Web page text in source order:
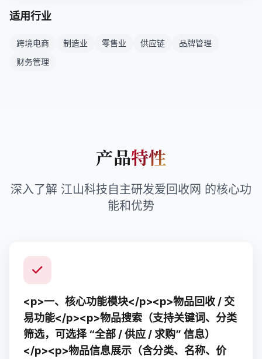
适用行业
跨境电商 制造业 零售业 供应链
品牌管理
财务管理
产品特性
深入了解 江山科技自主研发爱回收网 的核心功
能和优势
<p>一、核心功能模块</p><p>物品回收 / 交
易功能</p><p>物品搜索（支持关键词、分类
筛选，可选择 “全部 / 供应 / 求购” 信息）
</p><p>物品信息展示（含分类、名称、价